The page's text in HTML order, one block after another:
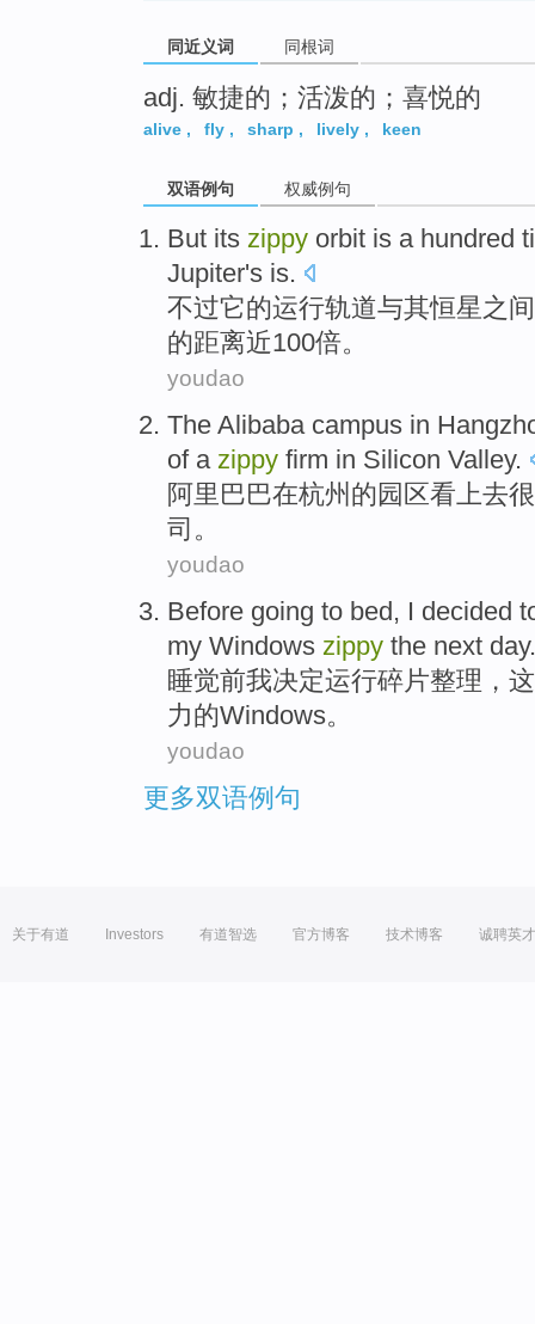
同近义词 同根词
adj. 敏捷的；活泼的；喜悦的
alive , fly , sharp , lively , keen
双语例句 权威例句
But its zippy orbit is a hundred
Jupiter's is.
不过它的运行轨道与其恒星之
的距离近100倍。
youdao
The Alibaba campus in
of a zippy firm in Silicon Valley.
阿里巴巴在杭州 的 园区看上去很
司 。
youdao
Before going to bed, I decided
my Windows zippy the next day.
睡觉前我决定运行碎片整理 ，
力的Windows。
youdao
更多双语例句
关于有道 Investors 有道智选 官方博客 技术博客 诚聘英才